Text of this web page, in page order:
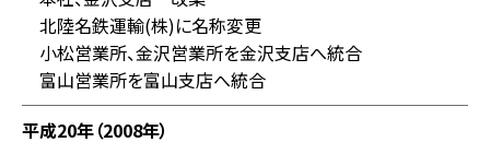
北陸名鉄運輸(株)に名称変更
小松営業所、金沢営業所を金沢支店へ統合
富山営業所を富山支店へ統合
平成20年（2008年）